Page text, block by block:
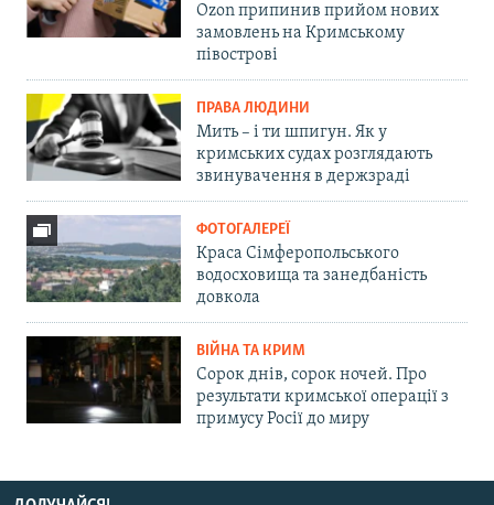
Ozon припинив прийом нових
замовлень на Кримському
півострові
ПРАВА ЛЮДИНИ
Мить – і ти шпигун. Як у
кримських судах розглядають
звинувачення в держзраді
ФОТОГАЛЕРЕЇ
Краса Сімферопольського
водосховища та занедбаність
довкола
ВІЙНА ТА КРИМ
Сорок днів, сорок ночей. Про
результати кримської операції з
примусу Росії до миру